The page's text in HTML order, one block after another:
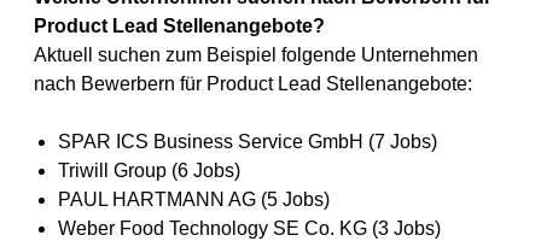
Product Lead Stellenangebote?
Aktuell suchen zum Beispiel folgende Unternehmen
nach Bewerbern für Product Lead Stellenangebote:
SPAR ICS Business Service GmbH (7 Jobs)
Triwill Group (6 Jobs)
PAUL HARTMANN AG (5 Jobs)
Weber Food Technology SE Co. KG (3 Jobs)